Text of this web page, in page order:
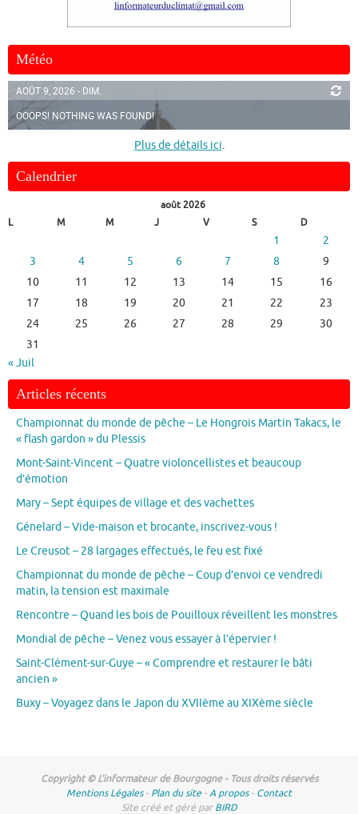
Météo
AOÛT 9, 2026 - DIM.
OOOPS! NOTHING WAS FOUND!
Plus de détails ici.
Calendrier
août 2026
L
M M J V S D
1
2
3
4 5 6 7 8
9
10
11 12 13 14 15
16
17
18 19 20 21 22
23
24
25 26 27 28 29
30
31
« Juil
Articles récents
Championnat du monde de pêche – Le Hongrois Martin Takacs, le
« flash gardon » du Plessis
Mont-Saint-Vincent – Quatre violoncellistes et beaucoup
d’émotion
Mary – Sept équipes de village et des vachettes
Génelard – Vide-maison et brocante, inscrivez-vous !
Le Creusot – 28 largages effectués, le feu est fixé
Championnat du monde de pêche – Coup d’envoi ce vendredi
matin, la tension est maximale
Rencontre – Quand les bois de Pouilloux réveillent les monstres
Mondial de pêche – Venez vous essayer à l’épervier !
Saint-Clément-sur-Guye – « Comprendre et restaurer le bâti
ancien »
Buxy – Voyagez dans le Japon du XVIIème au XIXème siècle
Copyright © L'informateur de Bourgogne - Tous droits réservés
Mentions Légales- Plan du site -A propos- Contact
Site créé et géré parBIRD